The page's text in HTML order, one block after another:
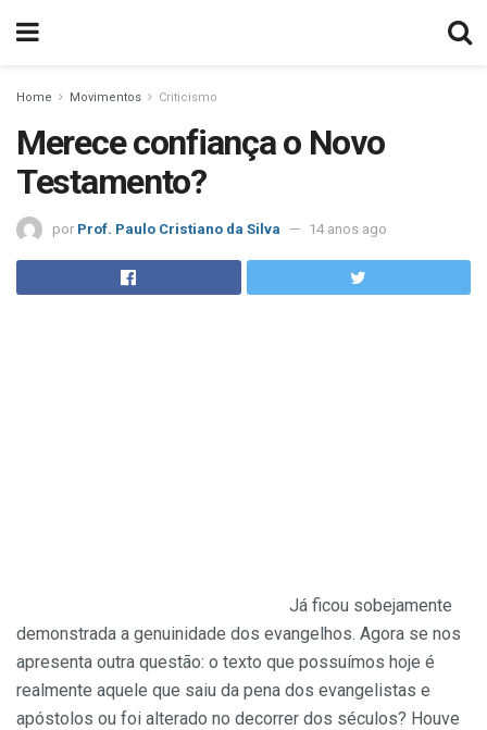
Home Movimentos Criticismo
Merece confiança o Novo
Testamento?
por Prof. Paulo Cristiano da Silva 14 anos ago
Já ficou sobejamente
demonstrada a genuinidade dos evangelhos. Agora se nos
apresenta outra questão: o texto que possuímos hoje é
realmente aquele que saiu da pena dos evangelistas e
apóstolos ou foi alterado no decorrer dos séculos? Houve